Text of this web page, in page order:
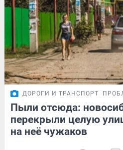
ДОРОГИ И ТРАНСПОРТ
Пыли отсюда:
перекрыли целую
на неё чужаков